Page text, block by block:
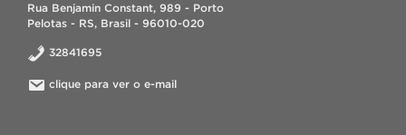
Rua Benjamin Constant, 989 - Porto
Pelotas - RS, Brasil - 96010-020
32841695
clique para ver o e-mail